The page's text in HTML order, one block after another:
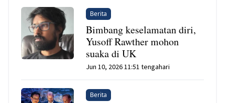
Berita
Bimbang keselamatan diri,
Yusoff Rawther mohon
suaka di UK
Jun 10, 2026 11:51 tengahari
Berita